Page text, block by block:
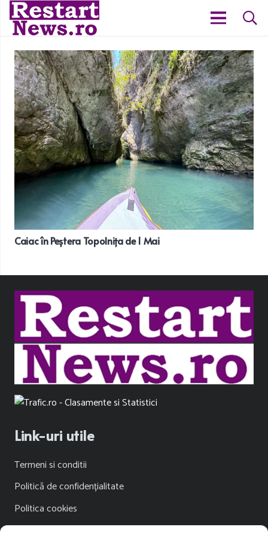
Caiac în Peștera Topolnița de 1 Mai
Link-uri utile
Termeni si conditii
Politică de confidențialitate
Politica cookies
Publicitate